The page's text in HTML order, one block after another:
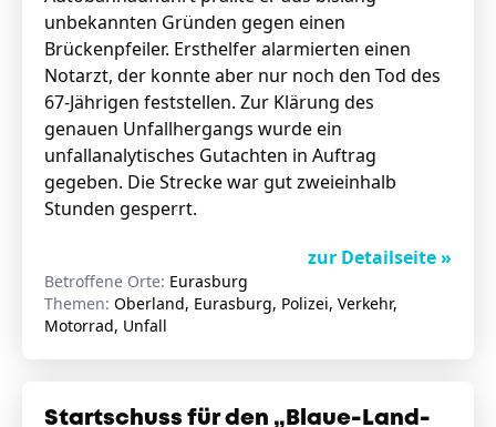
unbekannten Gründen gegen einen
Brückenpfeiler. Ersthelfer alarmierten einen
Notarzt, der konnte aber nur noch den Tod des
67-Jährigen feststellen. Zur Klärung des
genauen Unfallhergangs wurde ein
unfallanalytisches Gutachten in Auftrag
gegeben. Die Strecke war gut zweieinhalb
Stunden gesperrt.
zur Detailseite »
Betroffene Orte: Eurasburg
Themen: Oberland, Eurasburg, Polizei, Verkehr,
Motorrad, Unfall
Startschuss für den „Blaue-Land-